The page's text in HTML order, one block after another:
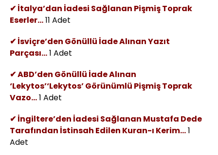
✔ İtalya’dan İadesi Sağlanan Pişmiş Toprak
Eserler...11 Adet
✔ İsviçre’den Gönüllü İade Alınan Yazıt
Parçası...1 Adet
✔ ABD’den Gönüllü İade Alınan
‘Lekytos’‘Lekytos’ Görünümlü Pişmiş Toprak
Vazo...1 Adet
✔ İngiltere’den İadesi Sağlanan Mustafa Dede
Tarafından İstinsah Edilen Kuran-ı Kerim...1
Adet